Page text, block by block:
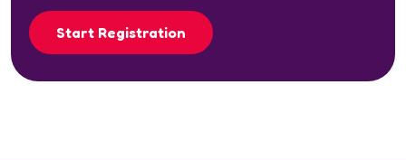
Start Registration